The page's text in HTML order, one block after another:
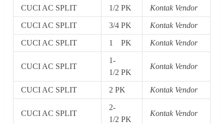
CUCI AC SPLIT 1/2 PK Kontak Vendor
CUCI AC SPLIT 3/4 PK Kontak Vendor
CUCI AC SPLIT 1 PK Kontak Vendor
CUCI AC SPLIT
1-
1/2 PK
Kontak Vendor
CUCI AC SPLIT 2 PK Kontak Vendor
CUCI AC SPLIT
2-
1/2 PK
Kontak Vendor